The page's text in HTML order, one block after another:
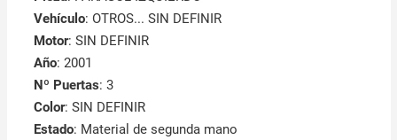
Vehículo: OTROS... SIN DEFINIR
Motor: SIN DEFINIR
Año: 2001
Nº Puertas: 3
Color: SIN DEFINIR
Estado: Material de segunda mano